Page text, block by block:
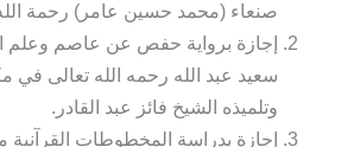
صنعاء (محمد حسين عامر) رحمة
إجازة برواية حفص عن عاصم وعلم
سعيد عبد الله رحمه الله تعالى في
وتلميذه الشيخ فائز عبد القادر.
إجازة بدراسة المخطوطات القرآنية